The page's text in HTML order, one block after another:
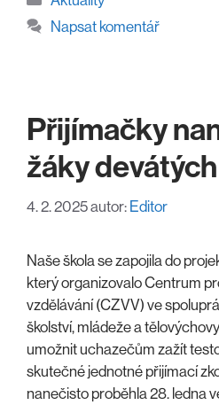
Napsat komentář
Přijímačky
žáky
4. 2. 2025autor: Editor
Naše škola se zapojila do
který organizovalo Centrum
vzdělávání (CZVV) ve
školství, mládeže a
umožnit uchazečům zažít
skutečné jednotné přijímací
nanečisto proběhla 28. ledna